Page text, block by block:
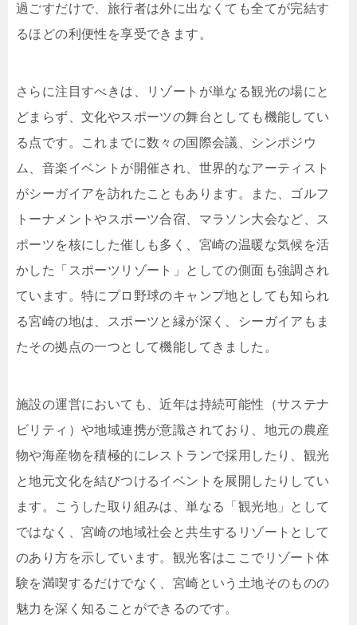
過ごすだけで、旅行者は外に出なくても全てが完結す
るほどの利便性を享受できます。
さらに注目すべきは、リゾートが単なる観光の場にと
どまらず、文化やスポーツの舞台としても機能してい
る点です。これまでに数々の国際会議、シンポジウ
ム、音楽イベントが開催され、世界的なアーティスト
がシーガイアを訪れたこともあります。また、ゴルフ
トーナメントやスポーツ合宿、マラソン大会など、ス
ポーツを核にした催しも多く、宮崎の温暖な気候を活
かした「スポーツリゾート」としての側面も強調され
ています。特にプロ野球のキャンプ地としても知られ
る宮崎の地は、スポーツと縁が深く、シーガイアもま
たその拠点の一つとして機能してきました。
施設の運営においても、近年は持続可能性（サステナ
ビリティ）や地域連携が意識されており、地元の農産
物や海産物を積極的にレストランで採用したり、観光
と地元文化を結びつけるイベントを展開したりしてい
ます。こうした取り組みは、単なる「観光地」として
ではなく、宮崎の地域社会と共生するリゾートとして
のあり方を示しています。観光客はここでリゾート体
験を満喫するだけでなく、宮崎という土地そのものの
魅力を深く知ることができるのです。